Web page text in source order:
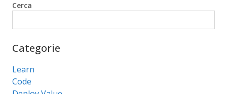
Cerca
Categorie
Learn
Code